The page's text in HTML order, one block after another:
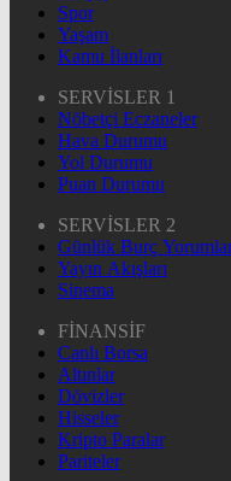
Spor
Yaşam
Kamu İlanları
SERVİSLER 1
Nöbetçi Eczaneler
Hava Durumu
Yol Durumu
Puan Durumu
SERVİSLER 2
Günlük Burç
Yayın Akışları
Sinema
FİNANSİF
Canlı Borsa
Altınlar
Dövizler
Hisseler
Kripto Paralar
Pariteler